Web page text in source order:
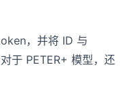
，并将 ID 与
于 PETER+ 模型，还